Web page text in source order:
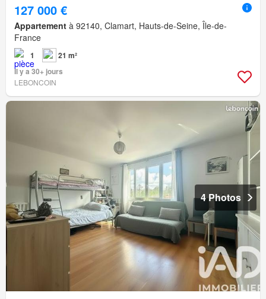
127 000 €
Appartement à 92140, Clamart, Hauts-de-Seine, Île-de-
France
1
21 m²
Il y a 30+ jours
LEBONCOIN
4 Photos